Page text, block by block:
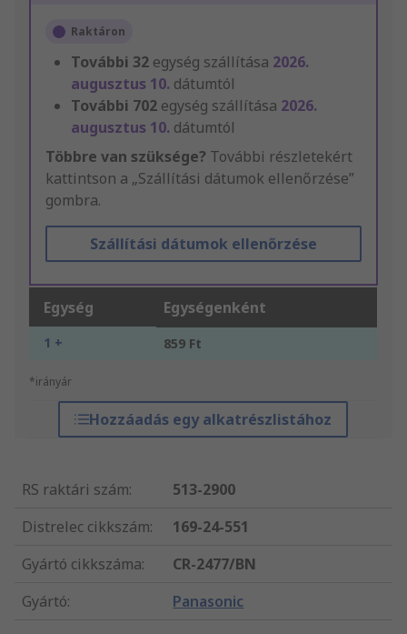
Raktáron
További 32 egység szállítása 2026.
augusztus 10. dátumtól
További 702 egység szállítása 2026.
augusztus 10. dátumtól
Többre van szüksége? További részletekért
kattintson a „Szállítási dátumok ellenőrzése”
gombra.
Szállítási dátumok ellenőrzése
Egység Egységenként
1 + 859 Ft
*irányár
Hozzáadás egy alkatrészlistához
RS raktári szám:
513-2900
Distrelec cikkszám:
169-24-551
Gyártó cikkszáma:
CR-2477/BN
Gyártó: Panasonic